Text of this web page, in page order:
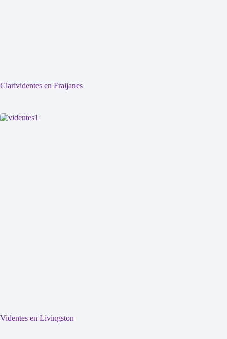
Clarividentes en Fraijanes
Videntes en Livingston